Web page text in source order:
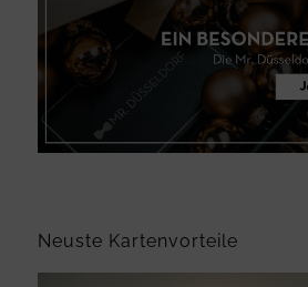
Neuste Kartenvorteile